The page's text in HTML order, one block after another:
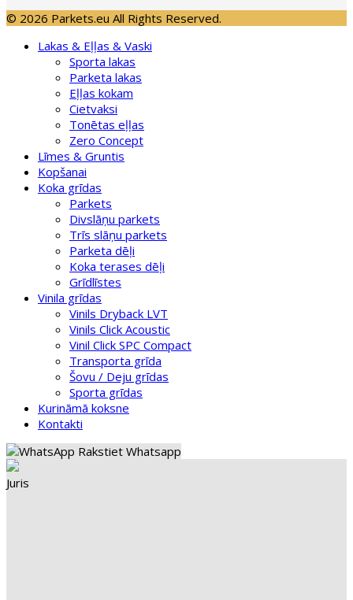
© 2026 Parkets.eu All Rights Reserved.
Lakas & Eļļas & Vaski
Sporta lakas
Parketa lakas
Eļļas kokam
Cietvaksi
Tonētas eļļas
Zero Concept
Līmes & Gruntis
Kopšanai
Koka grīdas
Parkets
Divslāņu parkets
Trīs slāņu parkets
Parketa dēļi
Koka terases dēļi
Grīdlīstes
Vinila grīdas
Vinils Dryback LVT
Vinils Click Acoustic
Vinil Click SPC Compact
Transporta grīda
Šovu / Deju grīdas
Sporta grīdas
Kurināmā koksne
Kontakti
Rakstiet Whatsapp
Juris